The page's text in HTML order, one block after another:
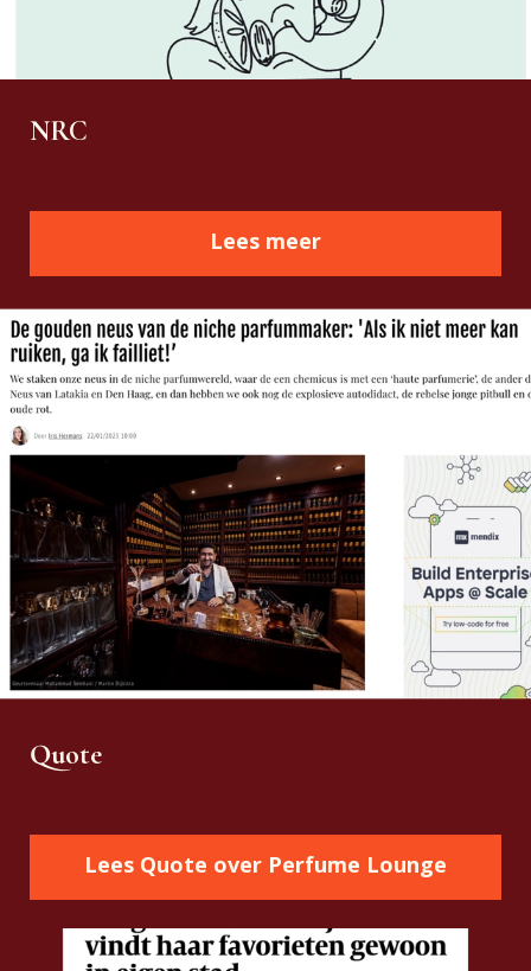
NRC
Lees meer
Quote
Lees Quote over Perfume Lounge